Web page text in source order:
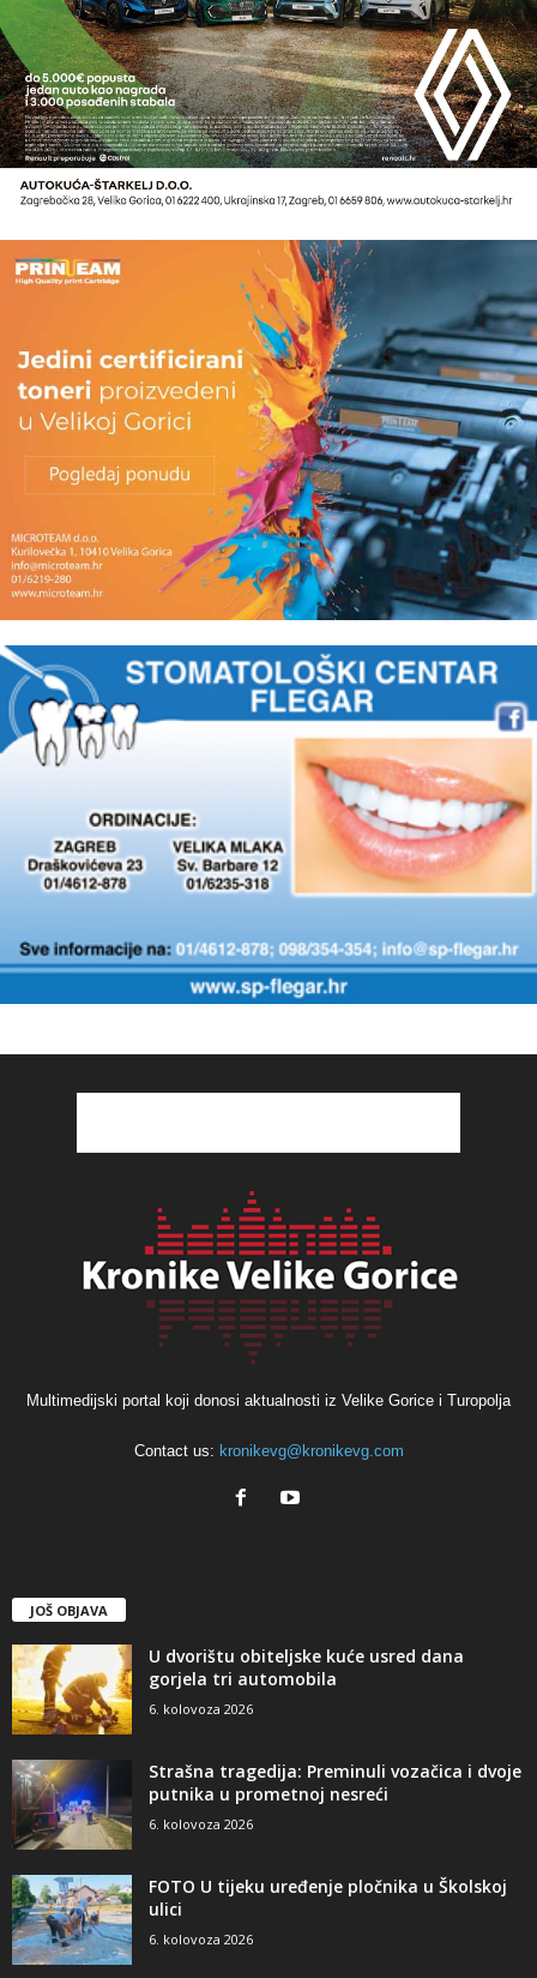
Multimedijski portal koji donosi aktualnosti iz Velike Gorice i Turopolja
Contact us: kronikevg@kronikevg.com
JOŠ OBJAVA
U dvorištu obiteljske kuće usred dana
gorjela tri automobila
6. kolovoza 2026
Strašna tragedija: Preminuli vozačica i dvoje
putnika u prometnoj nesreći
6. kolovoza 2026
FOTO U tijeku uređenje pločnika u Školskoj
ulici
6. kolovoza 2026